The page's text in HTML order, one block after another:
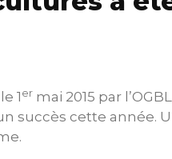
1 er mai 2015 par
succès cette année.